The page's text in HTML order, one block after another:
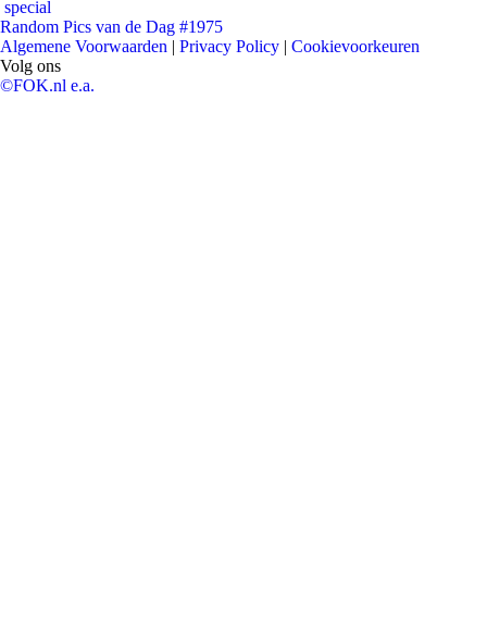
special
Random Pics van de Dag #1975
Algemene Voorwaarden | Privacy Policy | Cookievoorkeuren
Volg ons
©FOK.nl e.a.